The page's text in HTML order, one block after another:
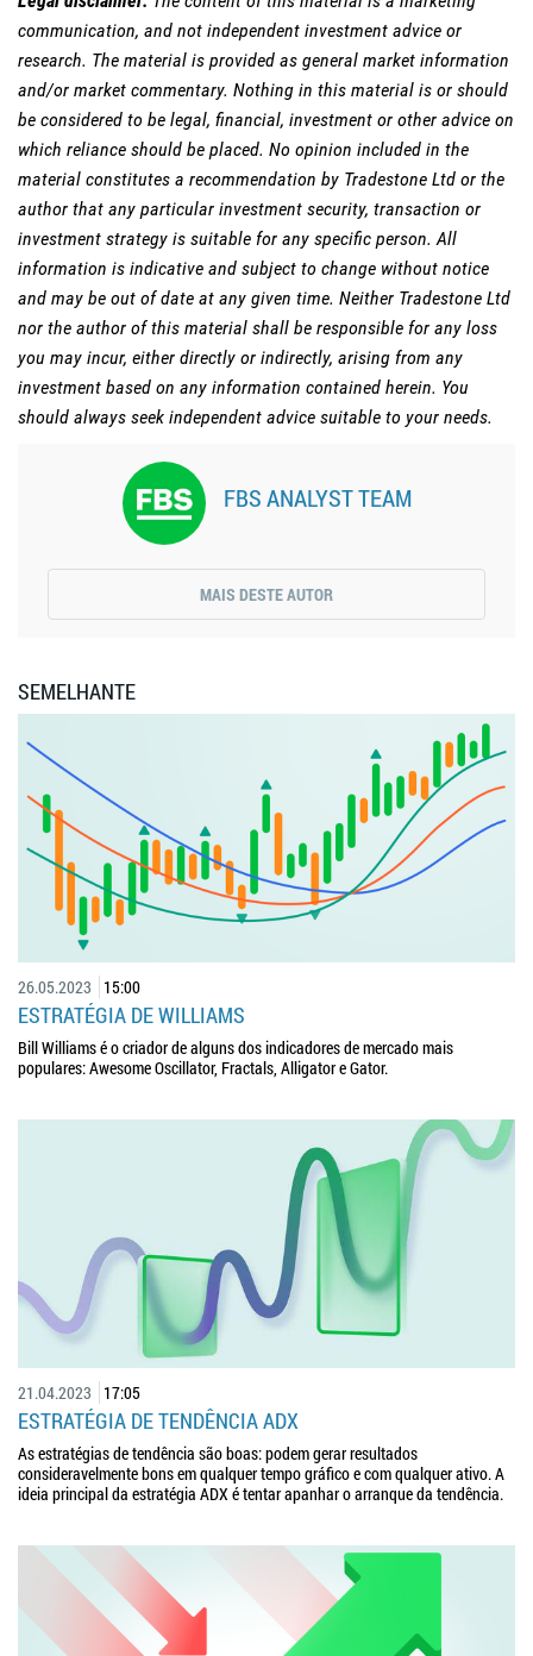
communication, and not independent investment advice or
research. The material is provided as general market information
and/or market commentary. Nothing in this material is or should
be considered to be legal, financial, investment or other advice on
which reliance should be placed. No opinion included in the
material constitutes a recommendation by Tradestone Ltd or the
author that any particular investment security, transaction or
investment strategy is suitable for any specific person. All
information is indicative and subject to change without notice
and may be out of date at any given time. Neither Tradestone Ltd
nor the author of this material shall be responsible for any loss
you may incur, either directly or indirectly, arising from any
investment based on any information contained herein. You
should always seek independent advice suitable to your needs.
FBS ANALYST TEAM
MAIS DESTE AUTOR
SEMELHANTE
26.05.2023 15:00
ESTRATÉGIA DE WILLIAMS
Bill Williams é o criador de alguns dos indicadores de mercado mais
populares: Awesome Oscillator, Fractals, Alligator e Gator.
21.04.2023 17:05
ESTRATÉGIA DE TENDÊNCIA ADX
As estratégias de tendência são boas: podem gerar resultados
consideravelmente bons em qualquer tempo gráfico e com qualquer ativo. A
ideia principal da estratégia ADX é tentar apanhar o arranque da tendência.